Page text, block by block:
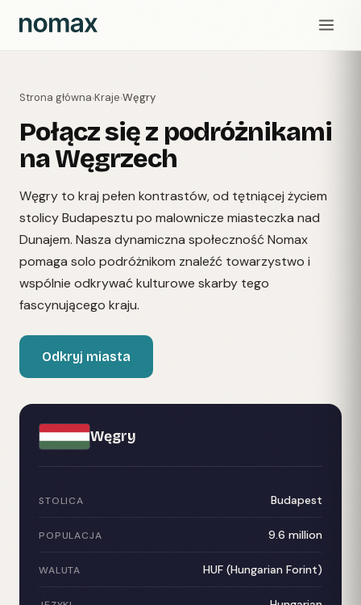
Strona główna›Kraje›Węgry
Połącz się z podróżnikami
na Węgrzech
Węgry to kraj pełen kontrastów, od tętniącej życiem
stolicy Budapesztu po malownicze miasteczka nad
Dunajem. Nasza dynamiczna społeczność Nomax
pomaga solo podróżnikom znaleźć towarzystwo i
wspólnie odkrywać kulturowe skarby tego
fascynującego kraju.
Odkryj miasta
Węgry
STOLICA Budapest
POPULACJA 9.6 million
WALUTA HUF (Hungarian Forint)